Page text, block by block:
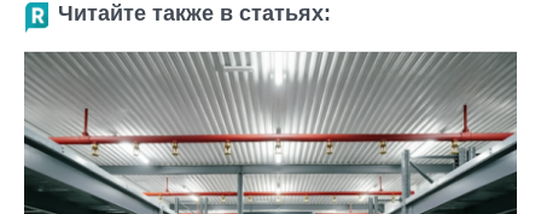
Читайте также в статьях: